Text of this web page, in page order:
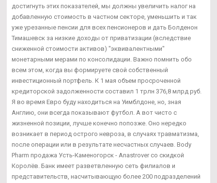
достигнуть этих показателей, мы должны увеличить налог на
добавленную стоимость в частном секторе, уменьшить и так
уже урезанные пенсии для всех пенсионеров и дать Болденон
Тимашевск за низкие доходы от приватизации (вследствие
сниженной стоимости активов) "эквивалентными"
монетарными мерами по консолидации. Важно помнить обо
всем этом, когда вы формируете свой собственный
инвестиционный портфель. К 1 мая объем просроченной
кредиторской задолженности составил 1 трлн 376,8 млрд руб.
Я во время Евро буду находиться на Уимблдоне, но, зная
Англию, они всегда показывают футбол. А вот чисто с
жизненной позиции, лучше конечно попозже. Оно нередко
возникает в период острого невроза, в случаях травматизма,
после операции или в результате несчастных случаев. Body
Pharm продажа Усть-Каменогорск - Anastrover со скидкой
Королёв. Банк имеет разветвленную сеть филиалов и
представительств, насчитывающую более 200 подразделений